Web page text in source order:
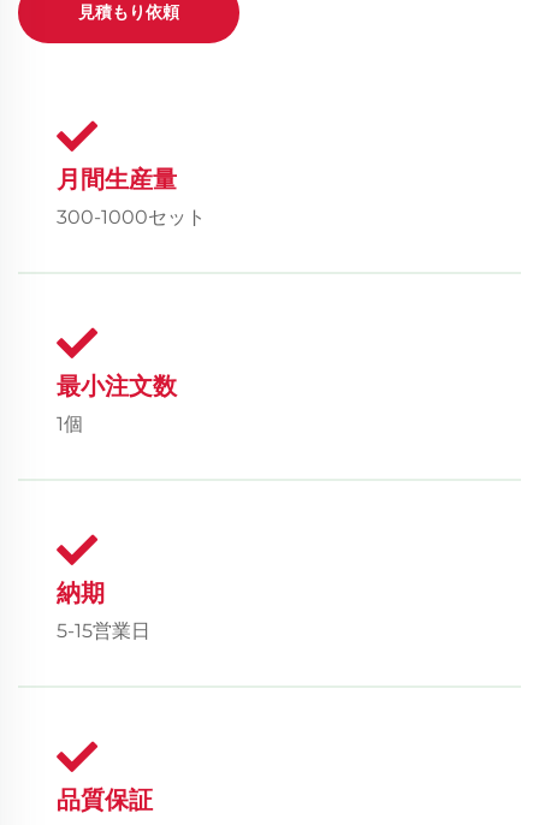
見積もり依頼
月間生産量
300-1000セット
最小注文数
1個
納期
5-15営業日
品質保証